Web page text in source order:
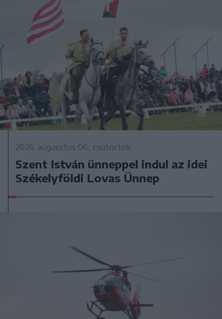
2026. augusztus 06., csütörtök
Szent István ünneppel indul az idei
Székelyföldi Lovas Ünnep